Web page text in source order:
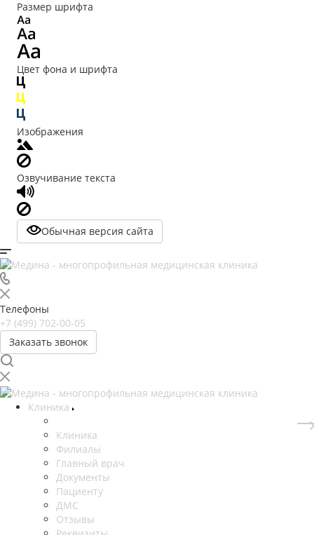
Размер шрифта
Цвет фона и шрифта
Изображения
Озвучивание текста
Обычная версия сайта
Телефоны
+7 (499) 702-00-05
Заказать звонок
Клиника
Клиника
Филиалы
Главный врач
Документы
Пациенту
ДМС
Отзывы